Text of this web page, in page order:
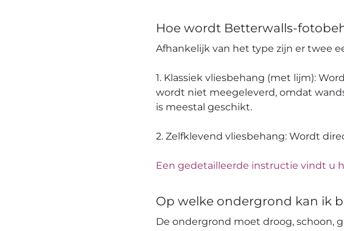
Hoe wordt Betterwalls-
Afhankelijk van het type zijn er twee
1. Klassiek vliesbehang (met lijm):
wordt niet meegeleverd, omdat
is meestal geschikt.
2. Zelfklevend vliesbehang: Wordt
Een gedetailleerde instructie vindt u
Op welke ondergrond kan ik
De ondergrond moet droog, schoon,